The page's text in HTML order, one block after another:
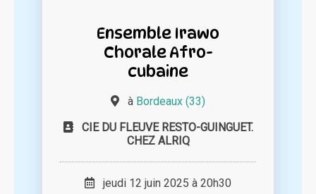
Ensemble Irawo
Chorale Afro-
cubaine
à Bordeaux (33)
CIE DU FLEUVE RESTO-GUINGUET.
CHEZ ALRIQ
jeudi 12 juin 2025 à 20h30